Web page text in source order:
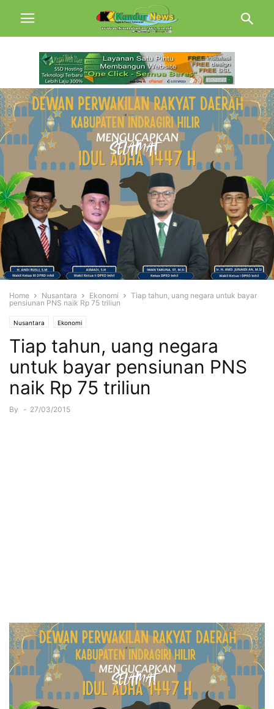
Home Nusantara Ekonomi
Tiap tahun, uang negara untuk bayar
pensiunan PNS naik Rp 75 triliun
Nusantara Ekonomi
Tiap tahun, uang negara
untuk bayar pensiunan PNS
naik Rp 75 triliun
By - 27/03/2015